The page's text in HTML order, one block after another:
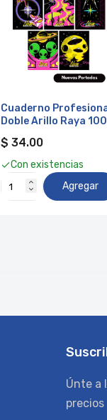
Cuaderno
Doble Arillo Raya 100
$ 34.00
Con existencias
Agregar
Únte a
precios